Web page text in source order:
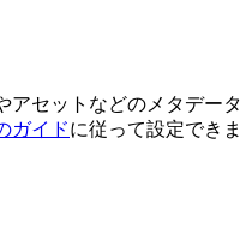
アセットなどのメタデータ
ガイドに従って設定できま